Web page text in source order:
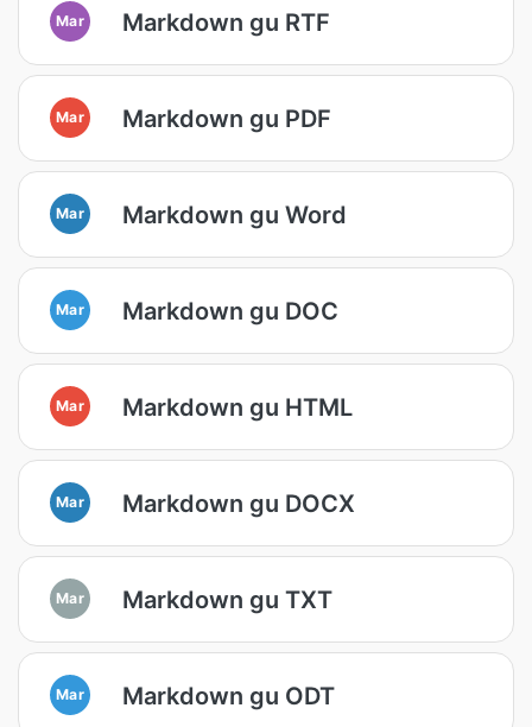
Mar Markdown gu RTF
Mar Markdown gu PDF
Mar Markdown gu Word
Mar Markdown gu DOC
Mar Markdown gu HTML
Mar Markdown gu DOCX
Mar Markdown gu TXT
Mar Markdown gu ODT